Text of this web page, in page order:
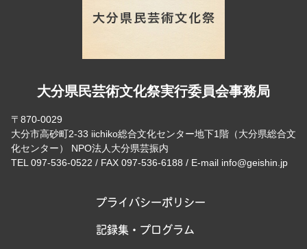
大分県民芸術文化祭実行委員会事務局
〒870-0029
大分市高砂町2-33 iichiko総合文化センター地下1階（大分県総合文
化センター） NPO法人大分県芸振内
TEL 097-536-0522 / FAX 097-536-6188 / E-mail info@geishin.jp
プライバシーポリシー
記録集・プログラム